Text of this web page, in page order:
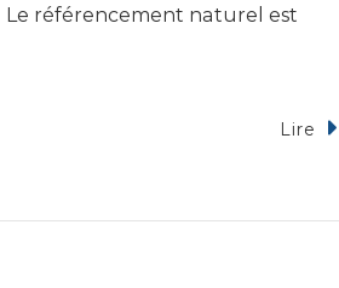
référencement naturel est
Lire